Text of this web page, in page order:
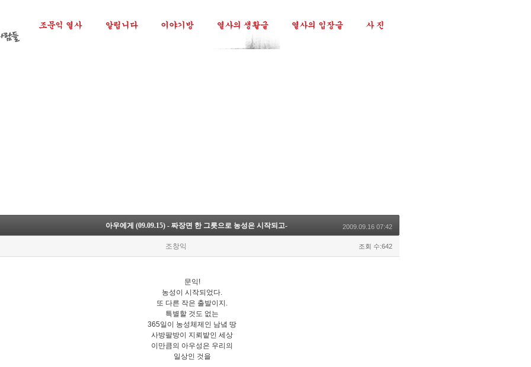
아우에게 (09.09.15) - 짜장면 한 그릇으로 농성은 시작되고- 2009.09.16 07:42
조창익 조회 수:642
문익!
농성이 시작되었다.
또 다른 작은 출발이지.
특별할 것도 없는
365일이 농성체제인 남녘 땅
사방팔방이 지뢰밭인 세상
이만큼의 아우성은 우리의
일상인 것을